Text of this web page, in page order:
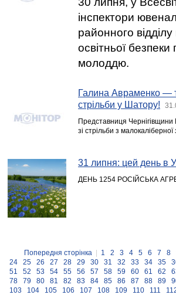
інспектори
районного
освітньої
молоддю.
Галина Авраменко —
стрільби у Шатору!
Представниця
зі стрільби з
31 липня: цей день в
ДЕНЬ 1254 РОСІЙСЬКА
Попередня сторінка 1 2 3 4 5 6 7 8
24
25 26 27 28 29 30 31 32 33 34 35
51
52 53 54 55 56 57 58 59 60 61 62
78
79 80 81 82 83 84 85 86 87 88 89
103
104 105 106 107 108 109 110 111